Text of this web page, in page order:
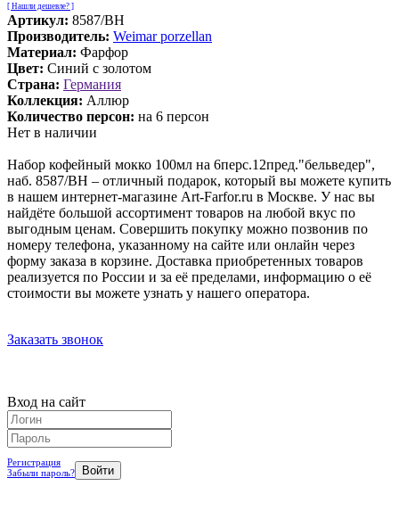
[ Нашли дешевле? ]
Артикул: 8587/BH
Производитель: Weimar porzellan
Материал: Фарфор
Цвет: Синий с золотом
Страна: Германия
Коллекция: Аллюр
Количество персон: на 6 персон
Нет в наличии
Набор кофейный мокко 100мл на 6перс.12пред."бельведер",
наб. 8587/BH – отличный подарок, который вы можете купить
в нашем интернет-магазине Art-Farfor.ru в Москве. У нас вы
найдёте большой ассортимент товаров на любой вкус по
выгодным ценам. Совершить покупку можно позвонив по
номеру телефона, указанному на сайте или онлайн через
форму заказа в корзине. Доставка приобретенных товаров
реализуется по России и за её пределами, информацию о её
стоимости вы можете узнать у нашего оператора.
Заказать звонок
Вход на сайт
Регистрация
Забыли пароль?